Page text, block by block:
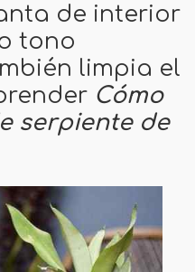
de interior
tono
limpia el
Cómo
serpiente de